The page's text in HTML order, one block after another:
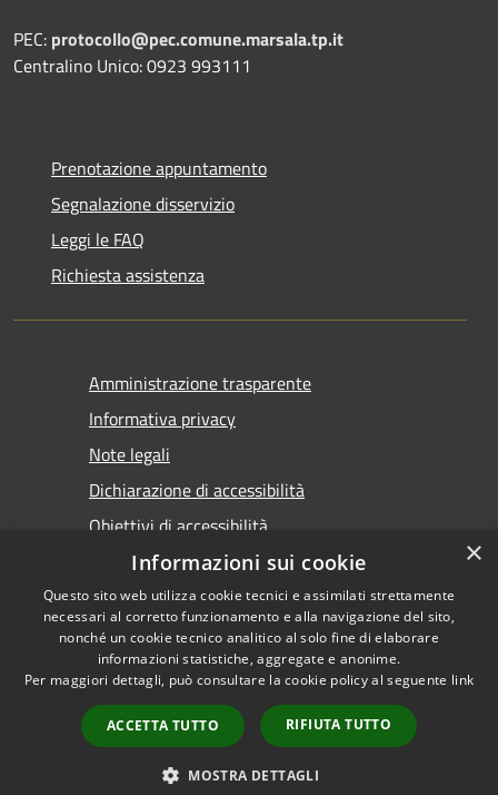
PEC: protocollo@pec.comune.marsala.tp.it
Centralino Unico: 0923 993111
Prenotazione appuntamento
Segnalazione disservizio
Leggi le FAQ
Richiesta assistenza
Amministrazione trasparente
Informativa privacy
Note legali
Dichiarazione di accessibilità
Obiettivi di accessibilità
Accessibilità
Copyright © 2026 • Comune di
Marsala • Powered by
Municipium•
Accesso
redazione
×
Informazioni sui cookie
Questo sito web utilizza cookie tecnici e assimilati strettamente
necessari al corretto funzionamento e alla navigazione del sito,
nonché un cookie tecnico analitico al solo fine di elaborare
informazioni statistiche, aggregate e anonime.
Per maggiori dettagli, può consultare la cookie policy al seguente link
ACCETTA TUTTO RIFIUTA TUTTO
MOSTRA DETTAGLI